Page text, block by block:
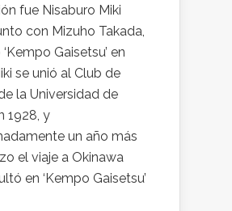
fue Nisaburo Miki
con Mizuho Takada,
Gaisetsu’ en
se unió al Club de
la Universidad de
1928, y
un año más
el viaje a Okinawa
en ‘Kempo Gaisetsu’